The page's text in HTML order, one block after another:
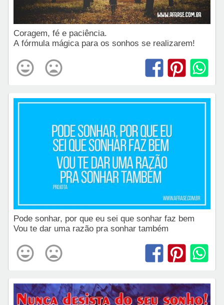
Coragem, fé e paciência.
A fórmula mágica para os sonhos se realizarem!
Pode sonhar, por que eu sei que sonhar faz bem
Vou te dar uma razão pra sonhar também